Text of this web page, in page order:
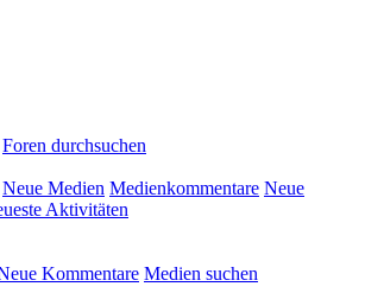
Foren durchsuchen
Neue Medien Medienkommentare Neue
Aktivitäten
Kommentare Medien suchen